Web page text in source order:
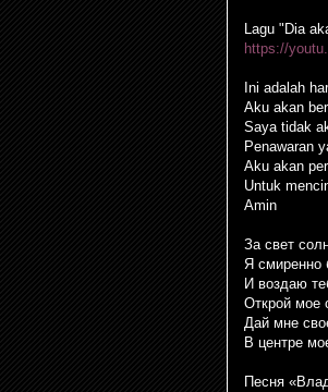
Lagu "Dia
https://
Ini adalah
Aku akan
Saya tidak
Penawaran
Aku akan
Untuk
Amin
За свет
Я смиренно
И воздаю
Открой мое
Дай мне
В центре
Песня